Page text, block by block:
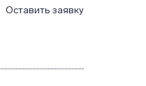
Оставить заявку